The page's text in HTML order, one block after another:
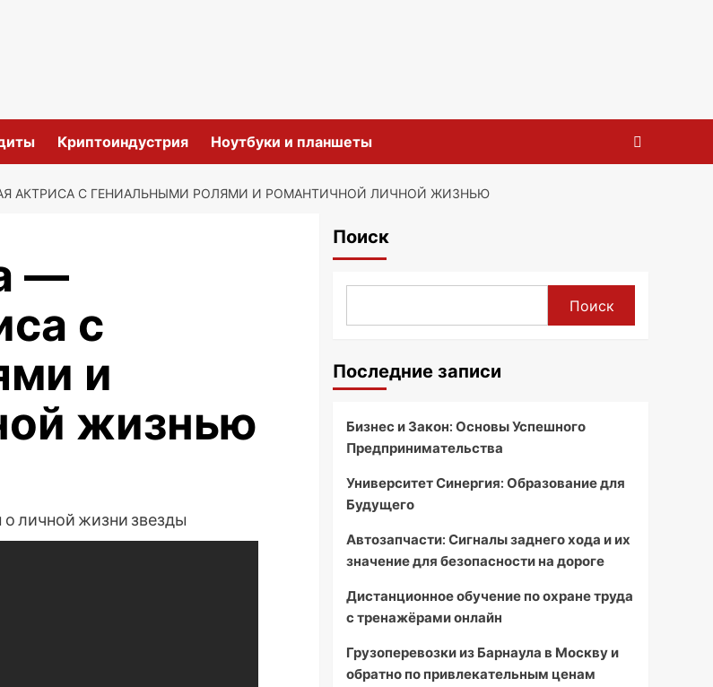
Криптоиндустрия Ноутбуки и планшеты
АКТРИСА С ГЕНИАЛЬНЫМИ РОЛЯМИ И РОМАНТИЧНОЙ ЛИЧНОЙ ЖИЗНЬЮ
—
с
и
жизнью
Поиск
Поиск
Последние записи
Бизнес и Закон: Основы Успешного
Предпринимательства
Университет Синергия: Образование для
Будущего
Автозапчасти: Сигналы заднего хода и их
значение для безопасности на дороге
Дистанционное обучение по охране труда
с тренажёрами онлайн
Грузоперевозки из Барнаула в Москву и
обратно по привлекательным ценам